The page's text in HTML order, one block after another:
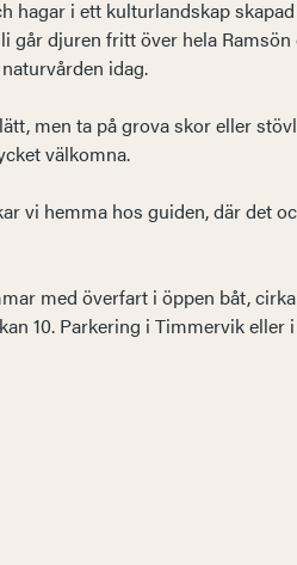
hagar i ett kulturlandskap
går djuren fritt över hela
idag.
men ta på grova skor eller
välkomna.
vi hemma hos guiden, där det
med överfart i öppen båt,
10. Parkering i Timmervik eller